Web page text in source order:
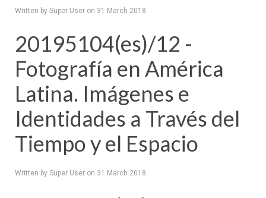
Written by Super User on 31 March 2018.
20195104(es)/12 -
Fotografía en América
Latina. Imágenes e
Identidades a Través del
Tiempo y el Espacio
Written by Super User on 31 March 2018.